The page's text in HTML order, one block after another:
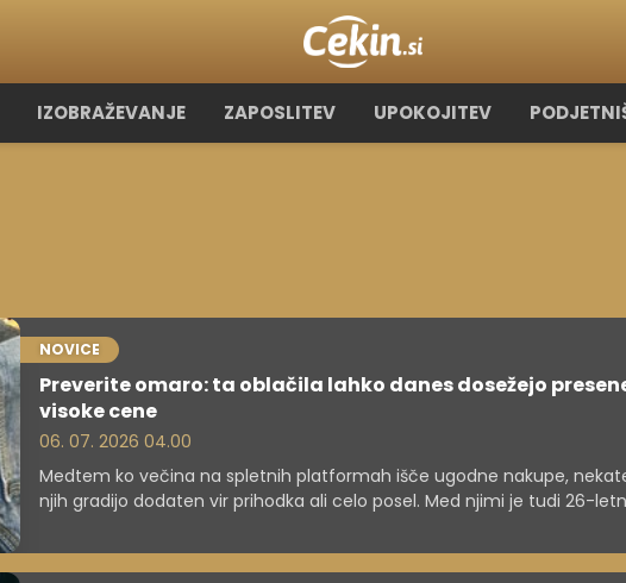
IZOBRAŽEVANJE ZAPOSLITEV UPOKOJITEV
NOVICE
Preverite omaro: ta oblačila lahko danes dosežejo
visoke cene
06. 07. 2026 04.00
Medtem ko večina na spletnih platformah išče ugodne nakupe,
njih gradijo dodaten vir prihodka ali celo posel. Med njimi je tudi 26-